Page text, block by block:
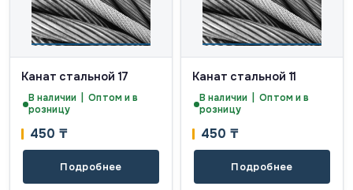
Канат стальной 17
В наличии | Оптом и в
розницу
450 ₸
Подробнее
Канат стальной 11
В наличии | Оптом и в
розницу
450 ₸
Подробнее